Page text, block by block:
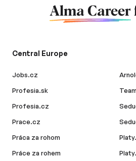
Alma Career
Central Europe
Jobs.cz
Profesia.sk
Profesia.cz
Prace.cz
Práca za rohom
Práce za rohem